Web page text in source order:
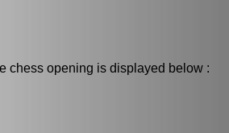
chess opening is displayed below :